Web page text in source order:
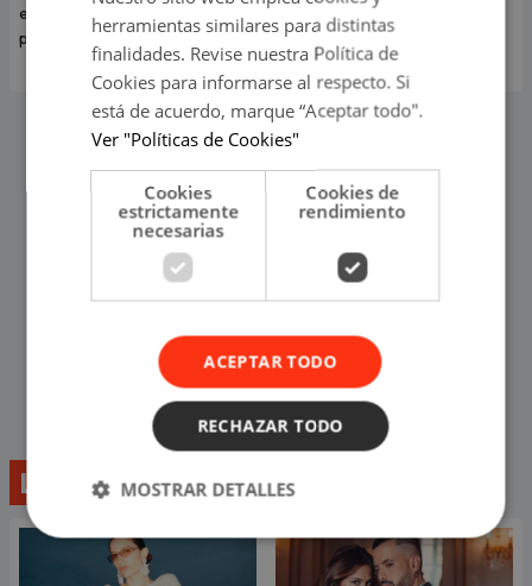
es guerra' ocurrió en pleno
programa en vivo.
aseguró que su amor está más
fuerte que nunca.
Lo último
herramientas similares para distintas
finalidades. Revise nuestra Política de
Cookies para informarse al respecto. Si
está de acuerdo, marque “Aceptar todo".
Ver "Políticas de Cookies"
Cookies
estrictamente
necesarias
Cookies de
rendimiento
ACEPTAR TODO
RECHAZAR TODO
MOSTRAR DETALLES